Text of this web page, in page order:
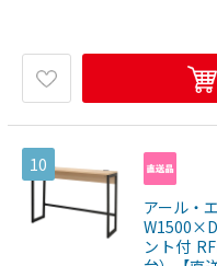
10
アール・
ント付